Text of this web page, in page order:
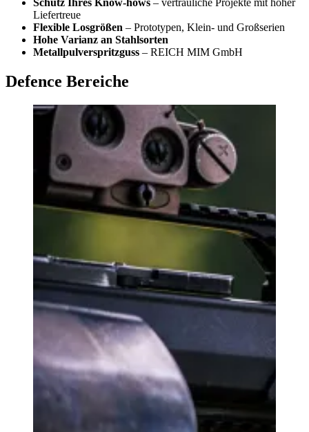
Schutz Ihres Know-hows – vertrauliche Projekte mit hoher
Liefertreue
Flexible Losgrößen – Prototypen, Klein- und Großserien
Hohe Varianz an Stahlsorten
Metallpulverspritzguss – REICH MIM GmbH
Defence Bereiche